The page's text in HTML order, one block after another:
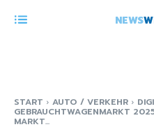
NEWS
START AUTO / VERKEHR
GEBRAUCHTWAGENMARKT
MARKT...